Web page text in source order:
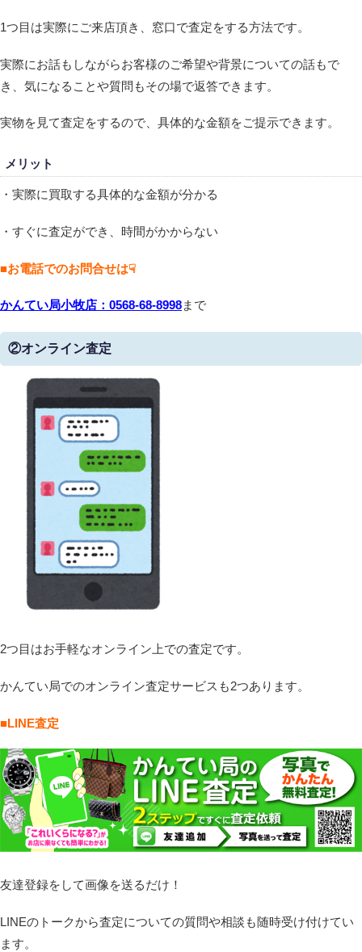
1つ目は実際にご来店頂き、窓口で査定をする方法です。
実際にお話もしながらお客様のご希望や背景についての話もで
き、気になることや質問もその場で返答できます。
実物を見て査定をするので、具体的な金額をご提示できます。
メリット
・実際に買取する具体的な金額が分かる
・すぐに査定ができ、時間がかからない
■お電話でのお問合せは☟
かんてい局小牧店：0568-68-8998まで
②オンライン査定
2つ目はお手軽なオンライン上での査定です。
かんてい局でのオンライン査定サービスも2つあります。
■LINE査定
友達登録をして画像を送るだけ！
LINEのトークから査定についての質問や相談も随時受け付けてい
ます。